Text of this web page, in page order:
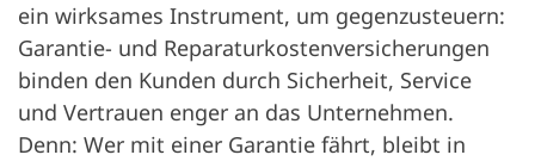
ein wirksames Instrument, um gegenzusteuern:
Garantie- und Reparaturkostenversicherungen
binden den Kunden durch Sicherheit, Service
und Vertrauen enger an das Unternehmen.
Denn: Wer mit einer Garantie fährt, bleibt in